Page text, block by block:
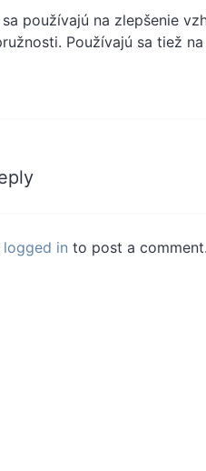
používajú na zlepšenie
Používajú sa tiež
logged in to post a comment.